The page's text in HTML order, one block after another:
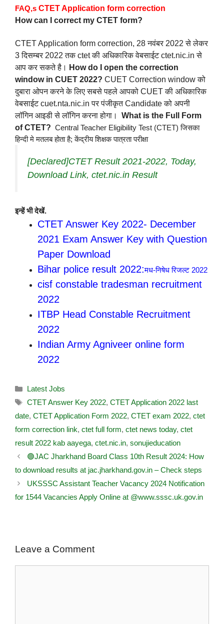
FAQ,s CTET Application form correction
How can I correct my CTET form?
CTET Application form correction, 28 नवंबर 2022 से लेकर
3 दिसम्बर 2022 तक ctet की अधिकारिक वेबसाईट ctet.nic.in से
आप कर सकते है।
How do I open the correction
window in CUET 2022? CUET Correction window को
दुबारा ओपन करने के लिए सबसे पहले आपको CUET की अधिकारिक
वेबसाईट cuet.nta.nic.in पर पंजीकृत Candidate को अपनी
लॉगिन आइडी से लॉगिन करना होगा।
What is the Full Form
of CTET? Central Teacher Eligibility Test (CTET) जिसका
हिन्दी मे मतलब होता है; केंद्रीय शिक्षक पात्रता परीक्षा
[Declared]CTET Result 2021-2022, Today,
Download Link, ctet.nic.in Result
इन्हें भी देखें.
CTET Answer Key 2022- December
2021 Exam Answer Key with Question
Paper Download
Bihar police result 2022:मध-निषेध रिजल्ट 2022
cisf constable tradesman recruitment
2022
ITBP Head Constable Recruitment
2022
Indian Army Agniveer online form
2022
Latest Jobs
CTET Answer Key 2022, CTET Application 2022 last
date, CTET Application Form 2022, CTET exam 2022, ctet
form correction link, ctet full form, ctet news today, ctet
result 2022 kab aayega, ctet.nic.in, sonujieducation
🟢JAC Jharkhand Board Class 10th Result 2024: How
to download results at jac.jharkhand.gov.in – Check steps
UKSSSC Assistant Teacher Vacancy 2024 Notification
for 1544 Vacancies Apply Online at @www.sssc.uk.gov.in
Leave a Comment